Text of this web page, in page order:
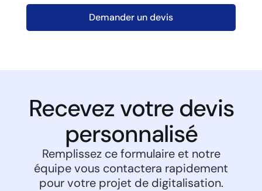
Demander un devis
Recevez votre devis
personnalisé
Remplissez ce formulaire et notre
équipe vous contactera rapidement
pour votre projet de digitalisation.